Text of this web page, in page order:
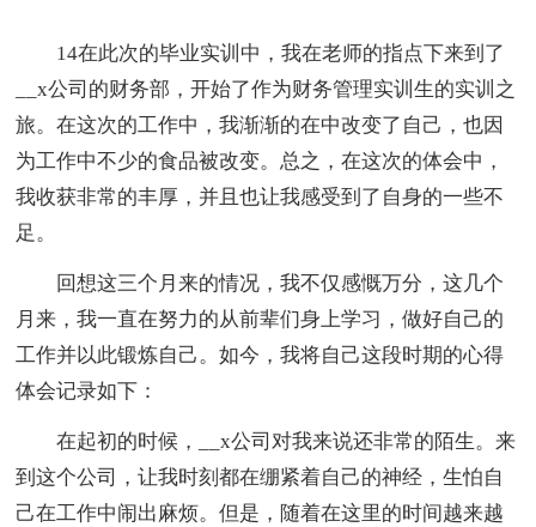
14在此次的毕业实训中，我在老师的指点下来到了
__x公司的财务部，开始了作为财务管理实训生的实训之
旅。在这次的工作中，我渐渐的在中改变了自己，也因
为工作中不少的食品被改变。总之，在这次的体会中，
我收获非常的丰厚，并且也让我感受到了自身的一些不
足。
回想这三个月来的情况，我不仅感慨万分，这几个
月来，我一直在努力的从前辈们身上学习，做好自己的
工作并以此锻炼自己。如今，我将自己这段时期的心得
体会记录如下：
在起初的时候，__x公司对我来说还非常的陌生。来
到这个公司，让我时刻都在绷紧着自己的神经，生怕自
己在工作中闹出麻烦。但是，随着在这里的时间越来越